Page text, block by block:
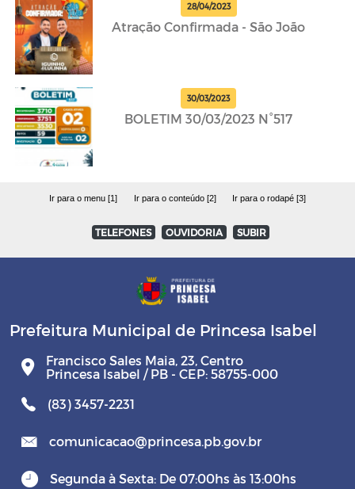
28/04/2023
Atração Confirmada - São João
30/03/2023
BOLETIM 30/03/2023 N°517
Ir para o menu [1] Ir para o conteúdo [2] Ir para o rodapé [3]
TELEFONES OUVIDORIA SUBIR
Prefeitura Municipal de Princesa Isabel
Francisco Sales Maia, 23, Centro
Princesa Isabel / PB - CEP: 58755-000
(83) 3457-2231
comunicacao@princesa.pb.gov.br
Segunda à Sexta: De 07:00hs às 13:00hs